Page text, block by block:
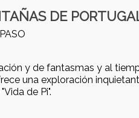
DE
y de fantasmas y al
una exploración
de Pi".